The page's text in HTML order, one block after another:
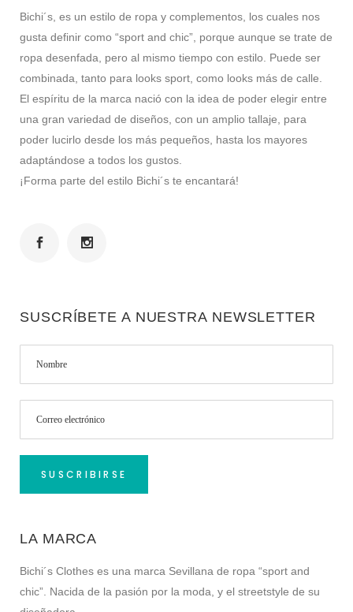
Bichi´s, es un estilo de ropa y complementos, los cuales nos
gusta definir como “sport and chic”, porque aunque se trate de
ropa desenfada, pero al mismo tiempo con estilo. Puede ser
combinada, tanto para looks sport, como looks más de calle.
El espíritu de la marca nació con la idea de poder elegir entre
una gran variedad de diseños, con un amplio tallaje, para
poder lucirlo desde los más pequeños, hasta los mayores
adaptándose a todos los gustos.
¡Forma parte del estilo Bichi´s te encantará!
SUSCRÍBETE A NUESTRA NEWSLETTER
LA MARCA
Bichi´s Clothes es una marca Sevillana de ropa “sport and
chic”. Nacida de la pasión por la moda, y el streetstyle de su